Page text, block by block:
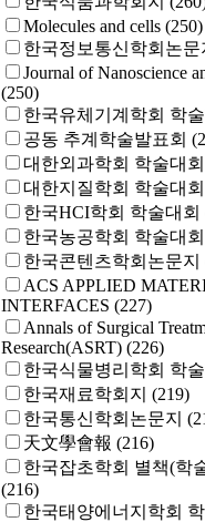
Molecules and cells (250)
한국정보통신학회논문
Journal of Nanoscience
(250)
한국유체기계학회 학
공동 추계학술발표회
대한외과학회 학술대
대한지질학회 학술대회
한국HCI학회 학술대회
한국농공학회 학술대
한국콘텐츠학회논문지
ACS APPLIED
INTERFACES (227)
Annals of Surgical
Research(ASRT) (226)
한국식물병리학회 학
한국재료학회지 (219)
한국통신학회논문지
天文學會報 (216)
한국잡초학회 별책(학
(216)
한국태양에너지학회